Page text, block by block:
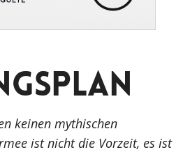
keinen mythischen
ist nicht die Vorzeit, es ist